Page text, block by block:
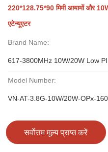
220*128.75*90 मिमी आयामों और
एटेन्यूएटर
Brand Name:
617-3800MHz 10W/20W Low
Model Number:
VN-AT-3.8G-10W/20W-OPx-160
सर्वोत्तम मूल्य प्राप्त करें